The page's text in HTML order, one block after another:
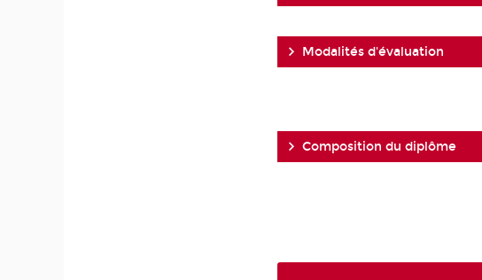
Modalités d'évaluation
Composition du diplôme